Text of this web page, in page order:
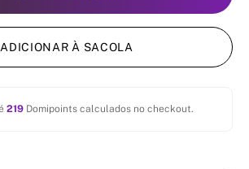
ADICIONAR À SACOLA
219 Domipoints calculados no checkout.